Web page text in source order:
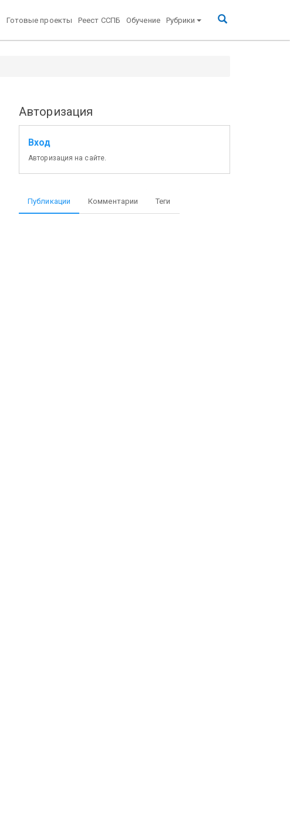
Готовые проекты Реест ССПБ Обучение Рубрики
Авторизация
Вход
Авторизация на сайте.
Публикации Комментарии Теги